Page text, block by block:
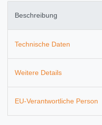
Beschreibung
Technische Daten
Weitere Details
EU-Verantwortliche Person